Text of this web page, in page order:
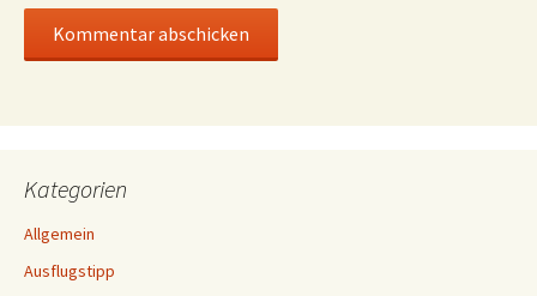
Kategorien
Allgemein
Ausflugstipp